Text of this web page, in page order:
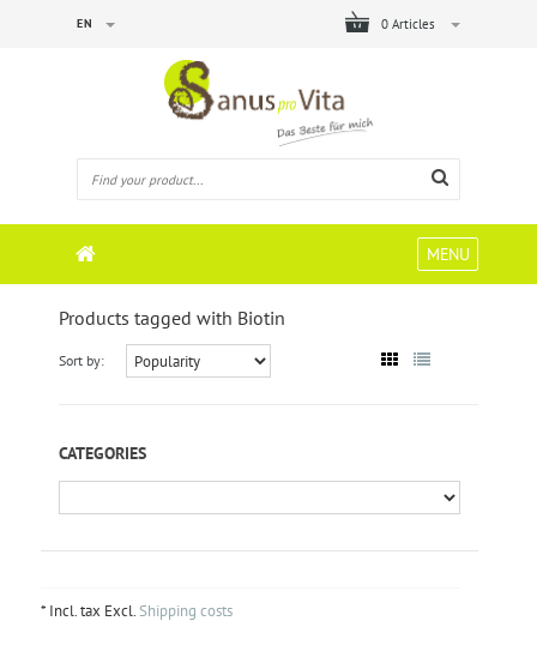
0 Articles
EN
MENU
Products tagged with Biotin
Sort by:
CATEGORIES
* Incl. tax Excl.Shipping costs